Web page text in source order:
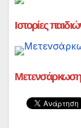
Ιστορίες
Μετενσάρκωση